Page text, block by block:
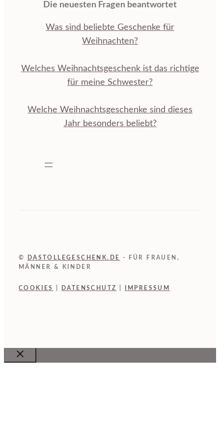
Die neuesten Fragen beantwortet
Was sind beliebte Geschenke für
Weihnachten?
Welches Weihnachtsgeschenk ist das richtige
für meine Schwester?
Welche Weihnachtsgeschenke sind dieses
Jahr besonders beliebt?
© DASTOLLEGESCHENK.DE
- FÜR FRAUEN,
MÄNNER & KINDER
COOKIES DATENSCHUTZ IMPRESSUM